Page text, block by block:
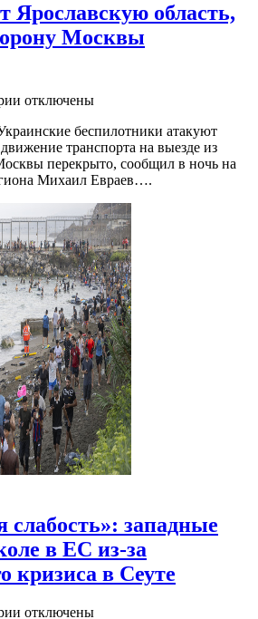
область,
Москвы
отключены
беспилотники атакуют
транспорта на выезде из
перекрыто, сообщил в ночь на
Михаил Евраев….
слабость»: западные
в ЕС из-за
кризиса в Сеуте
отключены